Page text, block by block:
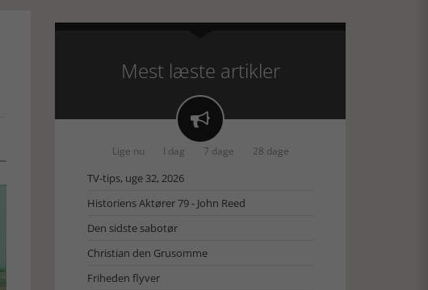
Mest læste artikler

Lige nu I dag 7 dage 28 dage
TV-tips, uge 32, 2026
Historiens Aktører 79 - John Reed
Den sidste sabotør
Christian den Grusomme
Friheden flyver